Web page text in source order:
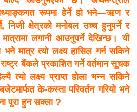
रूपमा हेर्ने हो भने—ऋण र
निजी क्षेत्रको मनोबल उच्च हुनुपर्ने र
लगानी आउनुपर्ने देखिन्छ। यी
मात्र त्यो लक्ष्य हासिल गर्न सकिने
बैंकले प्रकाशित गर्ने वर्तमान सूचक
त्यो लक्ष्य प्राप्त होला भन्न सकिने
के-कस्ता परिवर्तन गरियो भने
पूरा हुन सक्ला ?